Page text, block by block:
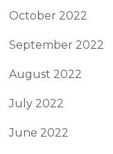
October 2022
September 2022
August 2022
July 2022
June 2022